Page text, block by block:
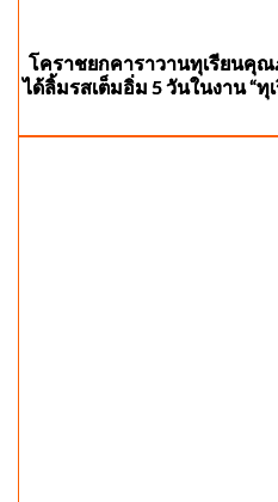
โคราชยกคาราวานทุเรียนคุ
ได้ลิ้มรสเต็มอิ่ม 5 วันในงาน “ทุ